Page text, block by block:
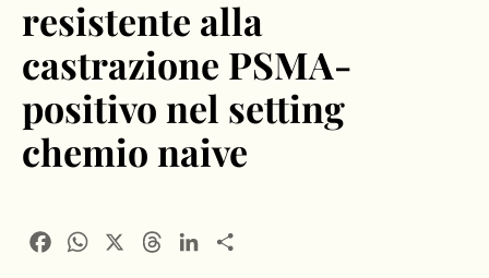
resistente alla
castrazione PSMA-
positivo nel setting
chemio naive
FacebookWhatsApp ThreadsLinkedIn